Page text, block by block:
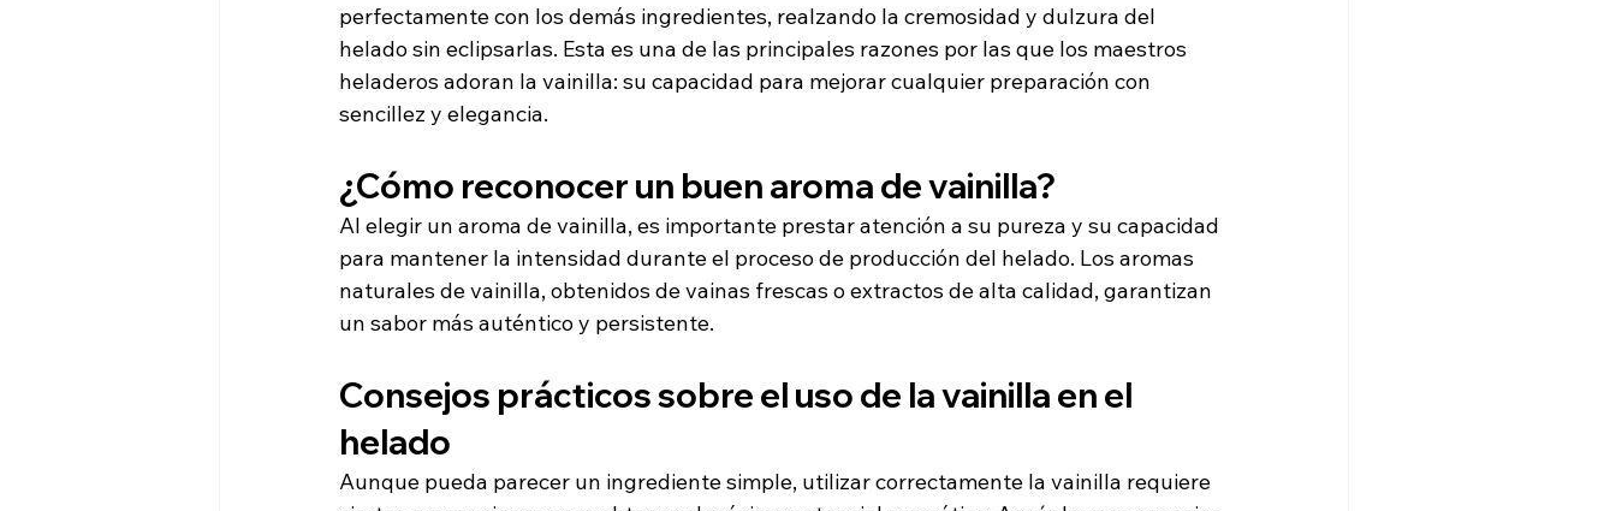
perfectamente con los demás ingredientes, realzando la cremosidad y dulzura del
helado sin eclipsarlas. Esta es una de las principales razones por las que los maestros
heladeros adoran la vainilla: su capacidad para mejorar cualquier preparación con
sencillez y elegancia.
¿Cómo reconocer un buen aroma de vainilla?
Al elegir un aroma de vainilla, es importante prestar atención a su pureza y su capacidad
para mantener la intensidad durante el proceso de producción del helado. Los aromas
naturales de vainilla, obtenidos de vainas frescas o extractos de alta calidad, garantizan
un sabor más auténtico y persistente.
Consejos prácticos sobre el uso de la vainilla en el
helado
Aunque pueda parecer un ingrediente simple, utilizar correctamente la vainilla requiere